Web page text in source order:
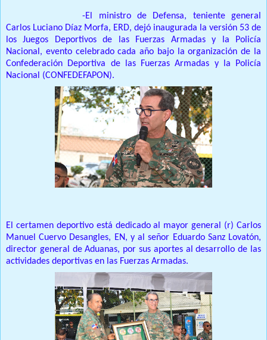
SANTO DOMINGO.-El ministro de Defensa, teniente general
Carlos Luciano Díaz Morfa, ERD, dejó inaugurada la versión 53 de
los Juegos Deportivos de las Fuerzas Armadas y la Policía
Nacional, evento celebrado cada año bajo la organización de la
Confederación Deportiva de las Fuerzas Armadas y la Policía
Nacional (CONFEDEFAPON).
El certamen deportivo está dedicado al mayor general (r) Carlos
Manuel Cuervo Desangles, EN, y al señor Eduardo Sanz Lovatón,
director general de Aduanas, por sus aportes al desarrollo de las
actividades deportivas en las Fuerzas Armadas.